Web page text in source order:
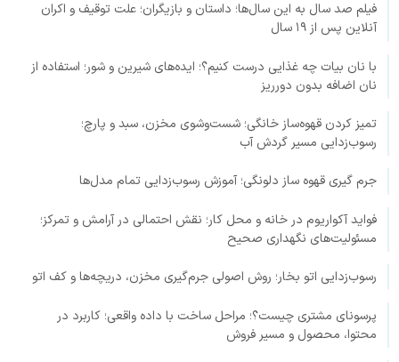
فیلم صد سال به این سال‌ها؛ داستان و بازیگران؛ علت توقیف و اکران
آنلاین پس از ۱۹ سال
با نان بیات چه غذایی درست کنیم؟؛ ایده‌های شیرین و شور؛ استفاده از
نان اضافه بدون دورریز
تمیز کردن قهوه‌ساز خانگی؛ شست‌وشوی مخزن، سبد و پارچ؛
رسوب‌زدایی مسیر گردش آب
جرم گیری قهوه ساز دلونگی؛ آموزش رسوب‌زدایی تمام مدل‌ها
فواید آکواریوم در خانه و محل کار؛ نقش احتمالی در آرامش و تمرکز؛
مسئولیت‌های نگهداری صحیح
رسوب‌زدایی اتو بخار؛ روش اصولی جرم‌گیری مخزن، دریچه‌ها و کف اتو
پرسونای مشتری چیست؟؛ مراحل ساخت با داده واقعی؛ کاربرد در
محتوا، محصول و مسیر فروش